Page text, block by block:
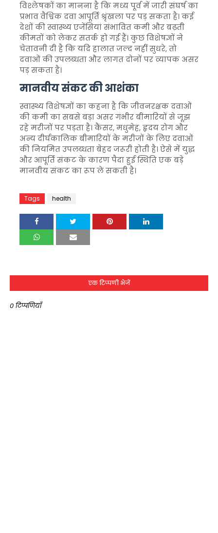
विश्लेषकों का मानना है कि मध्य पूर्व में जारी संघर्ष का
प्रभाव वैश्विक दवा आपूर्ति श्रृंखला पर पड़ सकता है। कई
देशों की स्वास्थ्य एजेंसियां संभावित कमी और बढ़ती
कीमतों को लेकर सतर्क हो गई हैं। कुछ विशेषज्ञों ने
चेतावनी दी है कि यदि हालात जल्द नहीं सुधरे, तो
दवाओं की उपलब्धता और लागत दोनों पर व्यापक असर
पड़ सकता है।
मानवीय संकट की आशंका
स्वास्थ्य विशेषज्ञों का कहना है कि जीवनरक्षक दवाओं
की कमी का सबसे बड़ा असर गंभीर बीमारियों से जूझ
रहे मरीजों पर पड़ता है। कैंसर, मधुमेह, हृदय रोग और
अन्य दीर्घकालिक बीमारियों के मरीजों के लिए दवाओं
की नियमित उपलब्धता बेहद जरूरी होती है। ऐसे में युद्ध
और आपूर्ति संकट के कारण पैदा हुई स्थिति एक बड़े
मानवीय संकट का रूप ले सकती है।
Tags health
एक टिप्पणी भेजें
0 टिप्पणियाँ